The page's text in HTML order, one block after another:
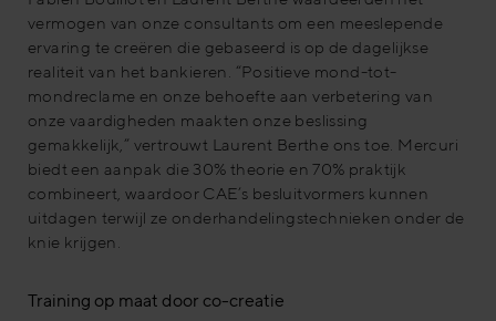
vermogen van onze consultants om een meeslepende
ervaring te creëren die gebaseerd is op de dagelijkse
realiteit van het bankieren. “Positieve mond-tot-
mondreclame en onze behoefte aan verbetering van
onze vaardigheden maakten onze beslissing
gemakkelijk,” vertrouwt Laurent Berthe ons toe. Mercuri
biedt een aanpak die 30% theorie en 70% praktijk
combineert, waardoor CAE’s besluitvormers kunnen
uitdagen terwijl ze onderhandelingstechnieken onder de
knie krijgen.
Training op maat door co-creatie